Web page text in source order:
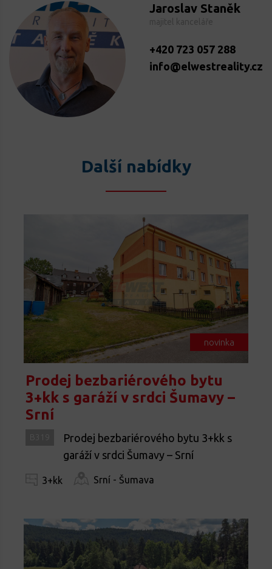
Jaroslav Staněk
+420 723 057 288
info@elwestreality.cz
Další nabídky
novinka
Prodej bezbariérového bytu
3+kk s garáží v srdci Šumavy –
Srní
Prodej bezbariérového bytu 3+kk s
garáží v srdci Šumavy – Srní
3+kk Srní - Šumava